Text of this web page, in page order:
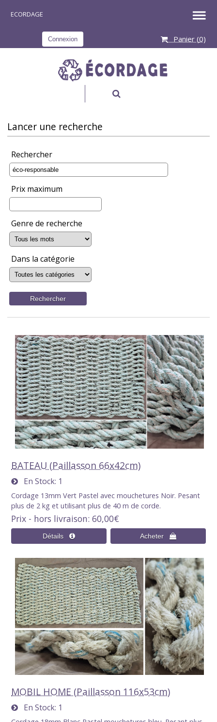
Connexion Panier (0)
Lancer une recherche
Rechercher
Prix maximum
Genre de recherche
Dans la catégorie
BATEAU (Paillasson 66x42cm)
En Stock 1
Cordage 13mm Vert Pastel avec mouchetures Noir. Pesant
plus de 2 kg et utilisant plus de 40 m de corde.
Prix - hors livraison 60,00€
MOBIL HOME (Paillasson 116x53cm)
En Stock 1